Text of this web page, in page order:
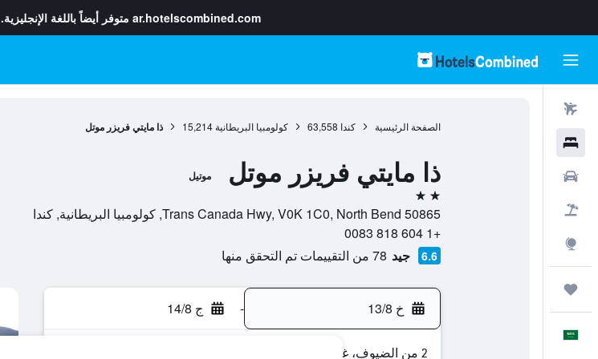
ar.hotelscombined.com متوفر أيضاً باللغة الإنجليزية.
الصفحة الرئيسية كندا 63,558 كولومبيا البريطانية 15,214 ذا مايتي فريزر موتل
ذا مايتي فريزر موتل موتيل
2 نجمتين
50865 Trans Canada Hwy, V0K 1C0, North Bend, كولومبيا البريطانية, كندا
+1 604 818 0083
6.6 جيد 78 من التقييمات تم التحقق منها
خ 13/8 - ج 14/8
2 من الضيوف، غرفة واحدة